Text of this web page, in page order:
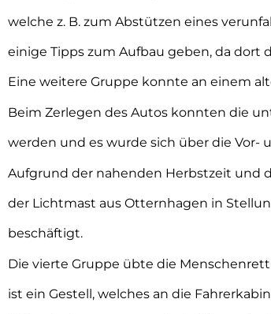
welche z. B. zum Abstützen eines
einige Tipps zum Aufbau geben, da dort
Eine weitere Gruppe konnte an einem
Beim Zerlegen des Autos konnten die
werden und es wurde sich über die Vor-
Aufgrund der nahenden Herbstzeit und
der Lichtmast aus Otternhagen in
beschäftigt.
Die vierte Gruppe übte die
ist ein Gestell, welches an die